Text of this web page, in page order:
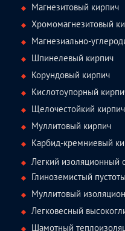
Магнезитовый кирпич
Хромомагнезитовый
Магнезиально-
Шпинелевый кирпич
Корундовый кирпич
Кислотоупорный
Щелочестойкий кирпич
Муллитовый кирпич
Карбид-кремниевый
Легкий изоляционный
Глиноземистый
Муллитовый
Легковесный
Шамотный